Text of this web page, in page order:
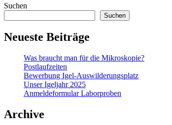
Suchen
Suchen
Neueste Beiträge
Was braucht man für die Mikroskopie?
Postlaufzeiten
Bewerbung Igel-Auswilderungsplatz
Unser Igeljahr 2025
Anmeldeformular Laborproben
Archive